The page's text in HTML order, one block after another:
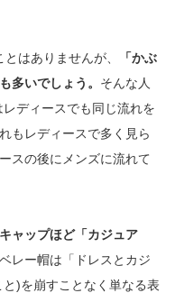
はありませんが、
「かぶ
多いでしょう。 そんな人
ディースでも同じ流れを
もレディースで多く見ら
スの後にメンズに流れて
ャップほど「カジュア
レー帽は「ドレスとカジ
)を崩すことなく単なる表